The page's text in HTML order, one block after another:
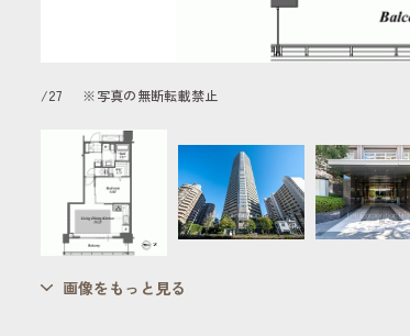
/27 ※写真の無断転載禁止
画像をもっと見る